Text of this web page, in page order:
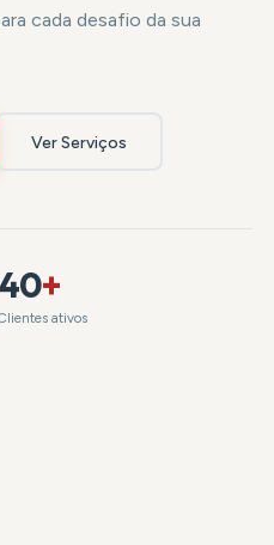
cada desafio da sua
Ver Serviços
40+
ativos